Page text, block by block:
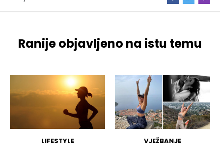
Ranije objavljeno na istu temu
LIFESTYLE VJEŽBANJE